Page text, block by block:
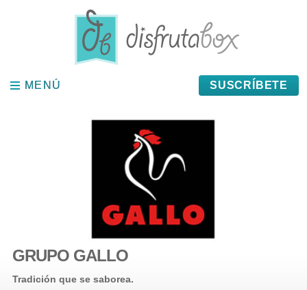
MENÚ
MENÚ SUSCRÍBETE
GRUPO GALLO
Tradición que se saborea.